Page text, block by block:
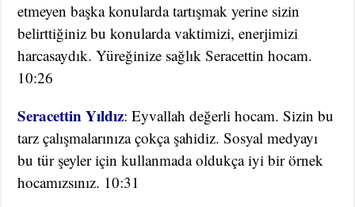
etmeyen başka konularda tartışmak yerine sizin
belirttiğiniz bu konularda vaktimizi, enerjimizi
harcasaydık. Yüreğinize sağlık Seracettin hocam.
10:26
Seracettin Yıldız: Eyvallah değerli hocam. Sizin bu
tarz çalışmalarınıza çokça şahidiz. Sosyal medyayı
bu tür şeyler için kullanmada oldukça iyi bir örnek
hocamızsınız. 10:31